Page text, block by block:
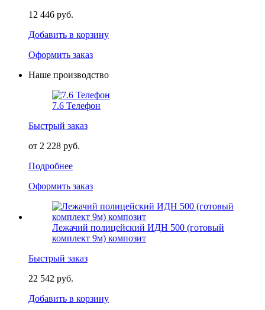
12 446 руб.
Добавить в корзину
Оформить заказ
Наше производство
7.6 Телефон
Быстрый заказ
от 2 228 руб.
Подробнее
Оформить заказ
Лежачий полицейский ИДН 500 (готовый
комплект 9м) композит
Быстрый заказ
22 542 руб.
Добавить в корзину